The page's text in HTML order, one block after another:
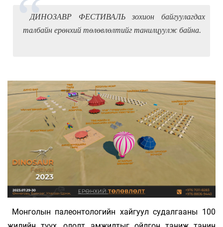
ДИНОЗАВР ФЕСТИВАЛЬ зохион байгуулагдах
талбайн ерөнхий төлөвлөлтийг танилцуулж байна.
Монголын палеонтологийн хайгуул судалгааны 100